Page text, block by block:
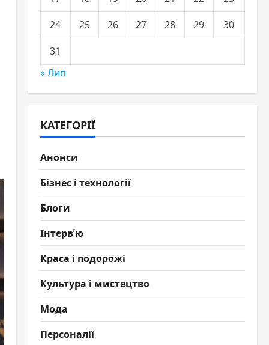
24
25 26 27 28 29
30
31
« Лип
КАТЕГОРІЇ
Анонси
Бізнес і технології
Блоги
Інтерв'ю
Краса і подорожі
Культура і мистецтво
Мода
Персоналії